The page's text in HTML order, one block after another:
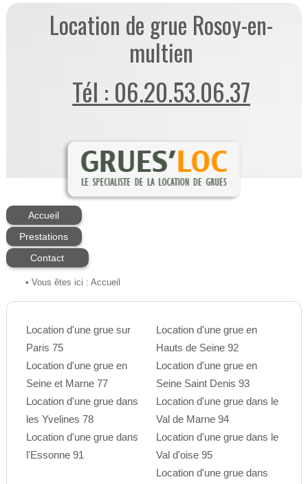
Location de grue Rosoy-en-
multien
Tél : 06.20.53.06.37
Accueil
Prestations
Contact
• Vous êtes ici : Accueil
Location d'une grue sur
Paris 75
Location d'une grue en
Seine et Marne 77
Location d'une grue dans
les Yvelines 78
Location d'une grue dans
l'Essonne 91
Location d'une grue en
Hauts de Seine 92
Location d'une grue en
Seine Saint Denis 93
Location d'une grue dans le
Val de Marne 94
Location d'une grue dans le
Val d'oise 95
Location d'une grue dans